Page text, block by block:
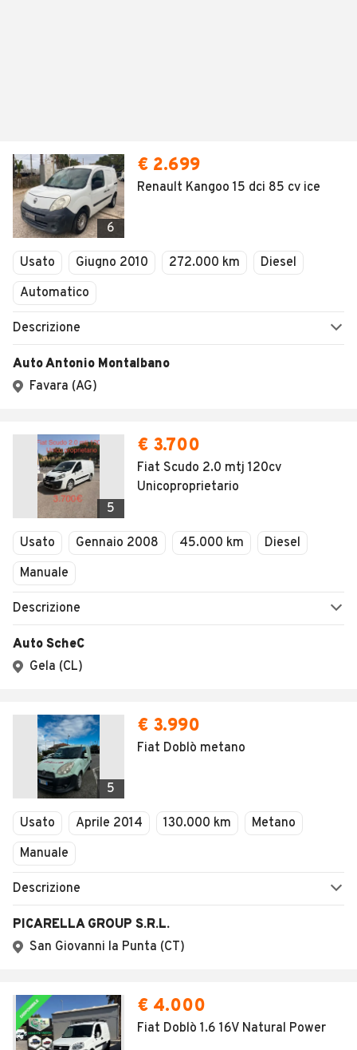
6
€ 2.699
Renault Kangoo 15 dci 85 cv ice
Usato Giugno 2010 272.000 km
Diesel
Automatico
Descrizione
Auto Antonio Montalbano
Favara (AG)
5
€ 3.700
Fiat Scudo 2.0 mtj 120cv
Unicoproprietario
Usato Gennaio 2008 45.000 km
Diesel
Manuale
Descrizione
Auto ScheC
Gela (CL)
5
€ 3.990
Fiat Doblò metano
Usato Aprile 2014 130.000 km
Metano
Manuale
Descrizione
PICARELLA GROUP S.R.L.
San Giovanni la Punta (CT)
€ 4.000
Fiat Doblò 1.6 16V Natural Power